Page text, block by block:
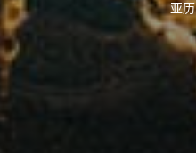
亚